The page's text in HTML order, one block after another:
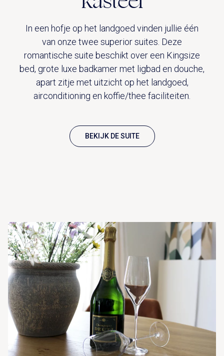
In een hofje op het landgoed vinden jullie één
van onze twee superior suites. Deze
romantische suite beschikt over een Kingsize
bed, grote luxe badkamer met ligbad en douche,
apart zitje met uitzicht op het landgoed,
airconditioning en koffie/thee faciliteiten.
BEKIJK DE SUITE